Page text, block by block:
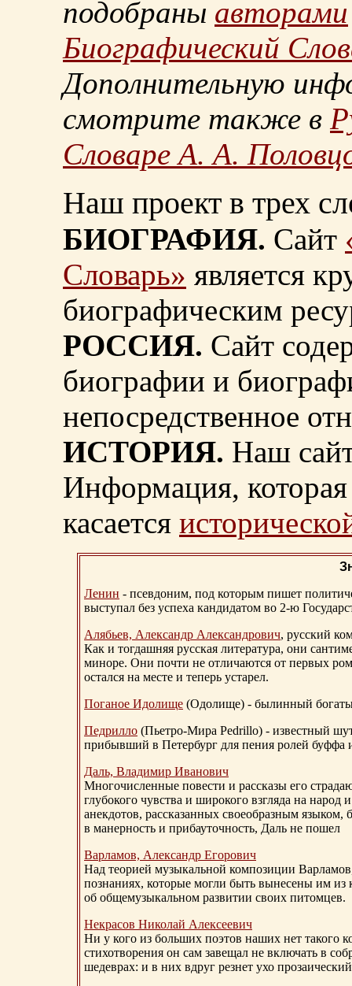
подобраны авторами
Биографический
Дополнительную
смотрите также в
Словаре А. А.
Наш проект в трех
БИОГРАФИЯ. Сайт
Словарь» является
биографическим
РОССИЯ. Сайт
биографии и
непосредственное
ИСТОРИЯ. Наш
Информация, которая
касается
Ленин - псевдоним, под которым пишет
выступал без успеха кандидатом во 2-ю
Алябьев, Александр Александрович, русский
Как и тогдашняя русская литература, они
миноре. Они почти не отличаются от первых
остался на месте и теперь устарел.
Поганое Идолище (Одолище) - былинный
Педрилло (Пьетро-Мира Pedrillo) - известный
прибывший в Петербург для пения ролей буффа
Даль, Владимир Иванович
Многочисленные повести и рассказы его
глубокого чувства и широкого взгляда на
анекдотов, рассказанных своеобразным
в манерность и прибауточность, Даль не пошел
Варламов, Александр Егорович
Над теорией музыкальной композиции
познаниях, которые могли быть вынесены им из
об общемузыкальном развитии своих питомцев.
Некрасов Николай Алексеевич
Ни у кого из больших поэтов наших нет такого
стихотворения он сам завещал не включать в
шедеврах: и в них вдруг резнет ухо